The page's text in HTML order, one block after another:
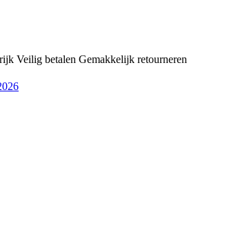
Veilig betalen Gemakkelijk retourneren